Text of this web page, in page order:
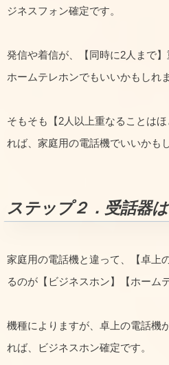
ジネスフォン確定です。
発信や着信が、【同時に2人まで】
ホームテレホンでもいいかもしれ
そもそも【2人以上重なることは
れば、家庭用の電話機でいいかも
ステップ２．受話器
家庭用の電話機と違って、【卓上
るのが【ビジネスホン】【ホーム
機種によりますが、卓上の電話機
れば、ビジネスホン確定です。